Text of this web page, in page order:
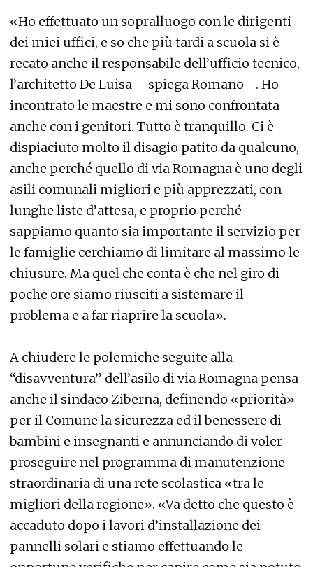
«Ho effettuato un sopralluogo con le dirigenti
dei miei uffici, e so che più tardi a scuola si è
recato anche il responsabile dell’ufficio tecnico,
l’architetto De Luisa – spiega Romano –. Ho
incontrato le maestre e mi sono confrontata
anche con i genitori. Tutto è tranquillo. Ci è
dispiaciuto molto il disagio patito da qualcuno,
anche perché quello di via Romagna è uno degli
asili comunali migliori e più apprezzati, con
lunghe liste d’attesa, e proprio perché
sappiamo quanto sia importante il servizio per
le famiglie cerchiamo di limitare al massimo le
chiusure. Ma quel che conta è che nel giro di
poche ore siamo riusciti a sistemare il
problema e a far riaprire la scuola».
A chiudere le polemiche seguite alla
“disavventura” dell’asilo di via Romagna pensa
anche il sindaco Ziberna, definendo «priorità»
per il Comune la sicurezza ed il benessere di
bambini e insegnanti e annunciando di voler
proseguire nel programma di manutenzione
straordinaria di una rete scolastica «tra le
migliori della regione». «Va detto che questo è
accaduto dopo i lavori d’installazione dei
pannelli solari e stiamo effettuando le